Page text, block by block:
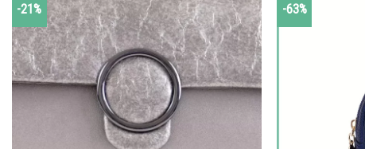
-21% -63%